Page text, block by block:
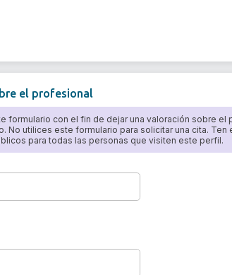
el profesional
formulario con el fin de dejar una valoración sobre el
No utilices este formulario para solicitar una cita. Ten
para todas las personas que visiten este perfil.